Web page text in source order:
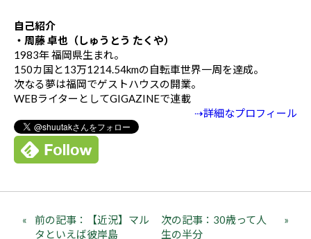
自己紹介
・周藤 卓也（しゅうとう たくや）
1983年 福岡県生まれ。
150カ国と13万1214.54kmの自転車世界一周を達成。
次なる夢は福岡でゲストハウスの開業。
WEBライターとしてGIGAZINEで連載
⇢詳細なプロフィール
前の記事：【近況】マル
タといえば彼岸島
次の記事：30歳って人
生の半分